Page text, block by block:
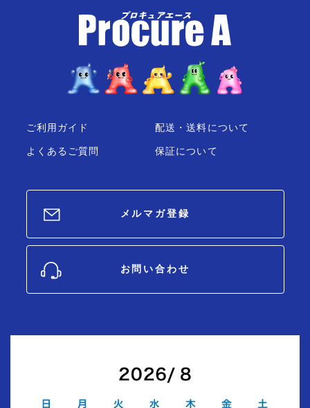
ご利用ガイド
よくあるご質問
配送・送料について
保証について
メルマガ登録
お問い合わせ